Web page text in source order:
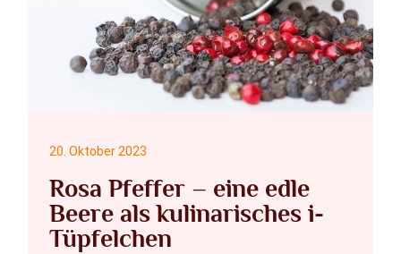
Rosa Pfeffer – eine edle
Beere als kulinarisches i-
Tüpfelchen
20. Oktober 2023